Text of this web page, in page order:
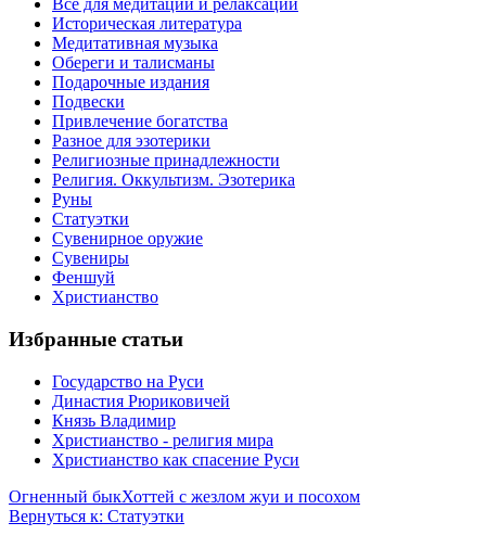
Все для медитации и релаксации
Историческая литература
Медитативная музыка
Обереги и талисманы
Подарочные издания
Подвески
Привлечение богатства
Разное для эзотерики
Религиозные принадлежности
Религия. Оккультизм. Эзотерика
Руны
Статуэтки
Сувенирное оружие
Сувениры
Феншуй
Христианство
Избранные статьи
Государство на Руси
Династия Рюриковичей
Князь Владимир
Христианство - религия мира
Христианство как спасение Руси
Огненный быкХоттей с жезлом жуи и посохом
Вернуться к: Статуэтки